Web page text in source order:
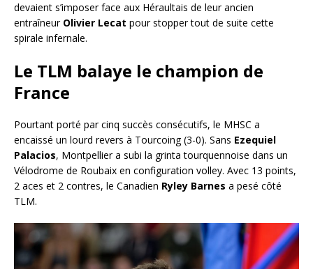
devaient s’imposer face aux Héraultais de leur ancien
entraîneur Olivier Lecat pour stopper tout de suite cette
spirale infernale.
Le TLM balaye le champion de
France
Pourtant porté par cinq succès consécutifs, le MHSC a
encaissé un lourd revers à Tourcoing (3-0). Sans Ezequiel
Palacios, Montpellier a subi la grinta tourquennoise dans un
Vélodrome de Roubaix en configuration volley. Avec 13 points,
2 aces et 2 contres, le Canadien Ryley Barnes a pesé côté
TLM.